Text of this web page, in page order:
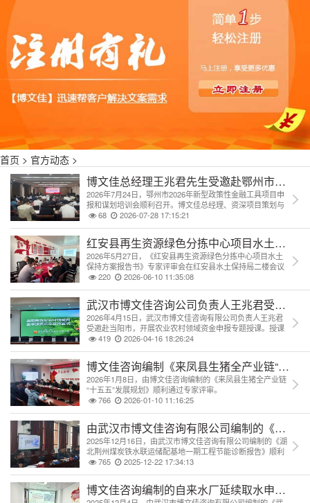
首页 > 官方动态 >
博文佳总经理王兆君先生受邀赴鄂州市开展
2026年7月24日，鄂州市2026年新型政策性金融工具项目申
报和谋划培训会顺利召开。博文佳总经理、资深项目策划与
投融资专家王兆君先生受邀出席并作专题授课。
68 2026-07-28 17:15:21
红安县再生资源​绿色分拣中心项目水土保持
2026年5月27日，《红安县再生资源绿色分拣中心项目水土
保持方案报告书》专家评审会在红安县水土保持局二楼会议
室顺利召开。经与会专家充分讨论与评审，该项目水土保持
方案一致同意通过评审。
220 2026-06-10 11:35:08
武汉市博文佳咨询公司负责人王兆君受邀赴
2026年4月15日，武汉市博文佳咨询有限公司负责人王兆君
受邀赴当阳市，开展农业农村领域资金申报专题授课。授课
围绕六大资金申报方向，结合实操案例讲解要点，助力当地
提升项目谋划与申报能力，获一致好评！
419 2026-04-16 18:26:24
博文佳咨询编制《来凤县生猪全产业链“十五
2026年1月8日，由博文佳咨询编制的《来凤县生猪全产业链
“十五五”发展规划》顺利通过专家评审。
766
2026-01-10 11:16:25
由武汉市博文佳咨询有限公司编制的《湖北
2025年12月16日，由武汉市博文佳咨询有限公司编制的《湖
北荆州煤炭铁水联运储配基地一期工程节能诊断报告》顺利
通过专家评审会。
765 2025-12-22 17:34:13
博文佳咨询编制的自来水厂延续取水申请书